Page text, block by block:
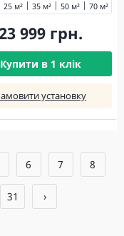
25 м² 35 м² 50 м² 70 м²
999 грн.
Купити в 1 клік
установку
6 7 8
31 ›